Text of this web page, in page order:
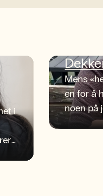
i
Mens
en for å
noen på